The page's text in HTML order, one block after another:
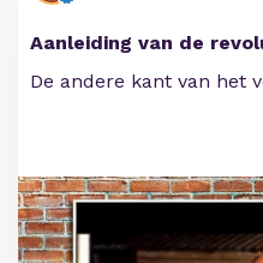
Aanleiding van de
De andere kant van het